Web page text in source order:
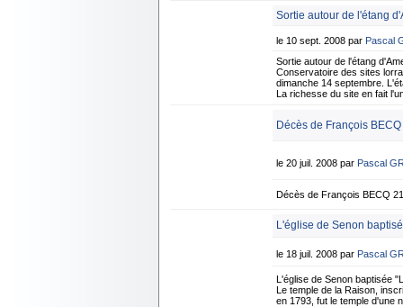
Sortie autour de l'étang
le 10 sept. 2008 par Pascal
Sortie autour de l'étang
Conservatoire des sites
dimanche 14 septembre.
La richesse du site en fait
Décès de François
le 20 juil. 2008 par Pascal
Décès de François BECQ
L'église de Senon
le 18 juil. 2008 par Pascal
L'église de Senon baptisée
Le temple de la Raison,
en 1793, fut le temple d'une